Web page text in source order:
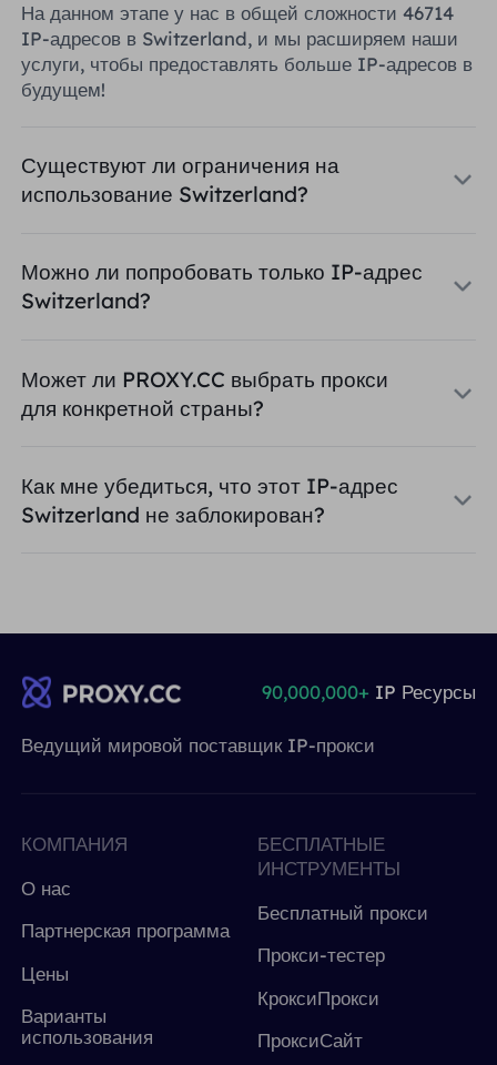
На данном этапе у нас в общей сложности 46714
IP-адресов в Switzerland, и мы расширяем наши
услуги, чтобы предоставлять больше IP-адресов в
будущем!
Существуют ли ограничения на
использование Switzerland?
Можно ли попробовать только IP-адрес
Switzerland?
Может ли PROXY.CC выбрать прокси
для конкретной страны?
Как мне убедиться, что этот IP-адрес
Switzerland не заблокирован?
Ведущий мировой поставщик IP-прокси
90,000,000+ IP Ресурсы
КОМПАНИЯ
О нас
Партнерская программа
Цены
Варианты
использования
БЕСПЛАТНЫЕ
ИНСТРУМЕНТЫ
Бесплатный прокси
Прокси-тестер
КроксиПрокси
ПроксиСайт